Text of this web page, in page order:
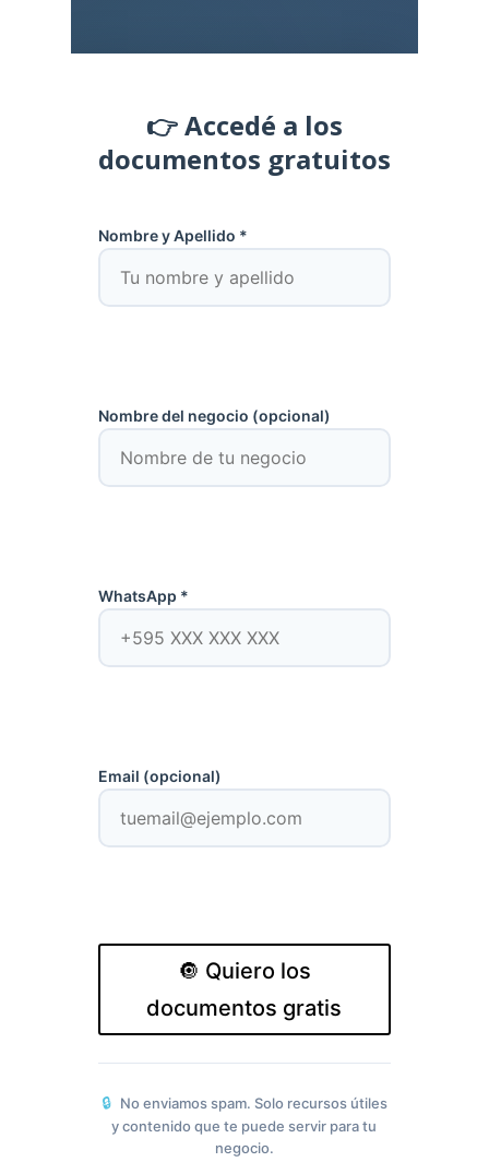
👉 Accedé a los
documentos gratuitos
Nombre y Apellido *
Nombre del negocio (opcional)
WhatsApp *
Email (opcional)
🔘 Quiero los
documentos gratis
🔒 No enviamos spam. Solo recursos útiles
y contenido que te puede servir para tu
negocio.